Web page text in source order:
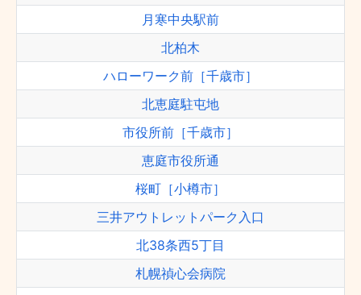
月寒中央駅前
北柏木
ハローワーク前［千歳市］
北恵庭駐屯地
市役所前［千歳市］
恵庭市役所通
桜町［小樽市］
三井アウトレットパーク入口
北38条西5丁目
札幌禎心会病院